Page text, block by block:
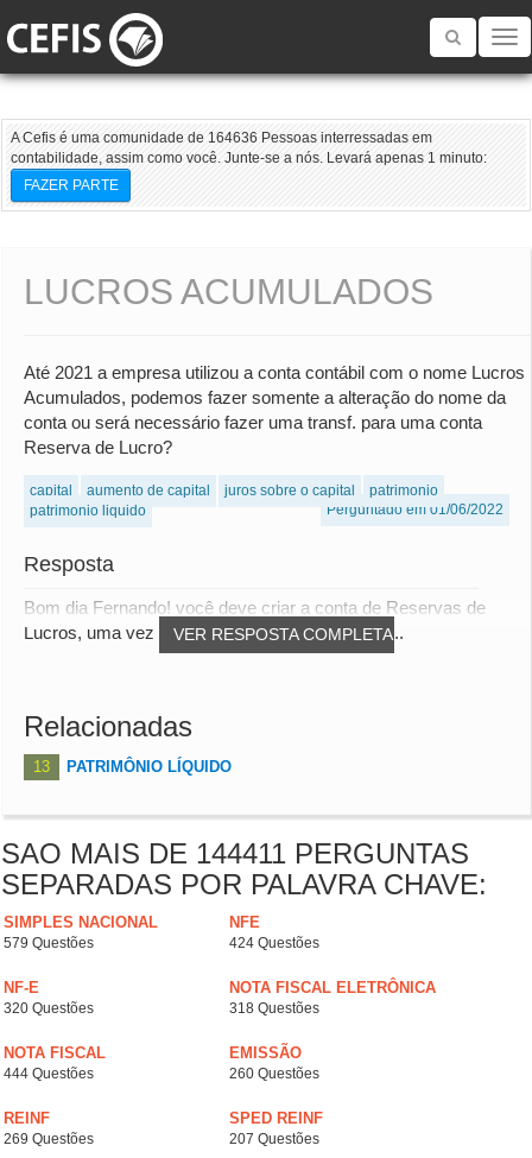
Toggle
A Cefis é uma comunidade de 164636 Pessoas interressadas em
contabilidade, assim como você. Junte-se a nós. Levará apenas 1 minuto:
FAZER PARTE
LUCROS ACUMULADOS
Até 2021 a empresa utilizou a conta contábil com o nome Lucros
Acumulados, podemos fazer somente a alteração do nome da
conta ou será necessário fazer uma transf. para uma conta
Reserva de Lucro?
capital aumento de capital juros sobre o capital
patrimonio
patrimonio liquido
Perguntado em 01/06/2022
Resposta
VER RESPOSTA COMPLETA
Bom dia Fernando! você deve criar a conta de Reservas de
Lucros, uma vez que compete a Administração...
Relacionadas
13 PATRIMÔNIO LÍQUIDO
SAO MAIS DE 144411 PERGUNTAS
SEPARADAS POR PALAVRA CHAVE:
SIMPLES NACIONAL
579 Questões
NFE
424 Questões
NF-E
320 Questões
NOTA FISCAL ELETRÔNICA
318 Questões
NOTA FISCAL
444 Questões
EMISSÃO
260 Questões
REINF
269 Questões
SPED REINF
207 Questões